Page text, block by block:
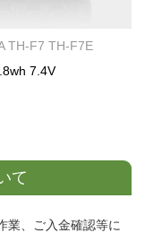
TH-F7 TH-F7E
7.4V
て
業、ご入金確認等に